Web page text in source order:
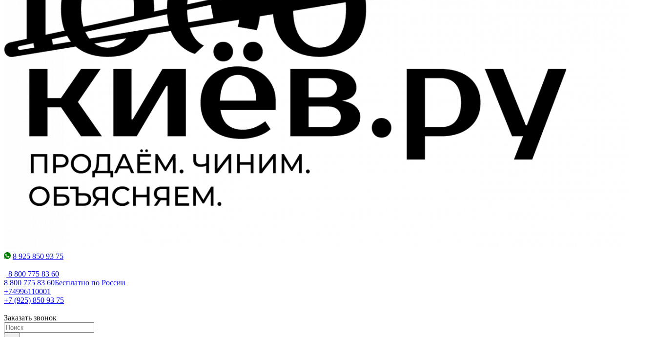
8 925 850 93 75
8 800 775 83 60
8 800 775 83 60Бесплатно по России
+74996110001
+7 (925) 850 93 75
Заказать звонок